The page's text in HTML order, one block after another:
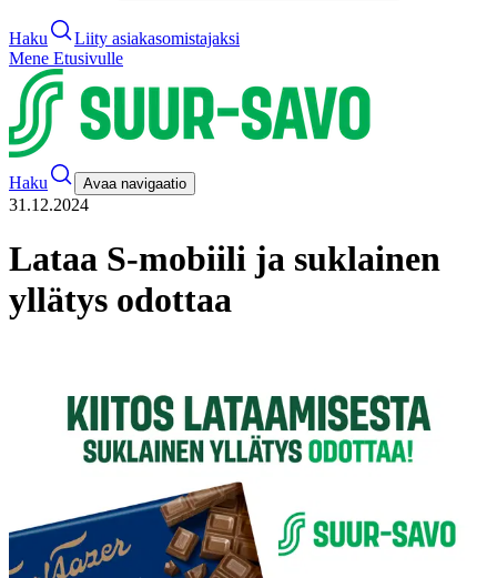
Haku
Liity asiakasomistajaksi
Mene Etusivulle
Haku Avaa navigaatio
31.12.2024
Lataa S-mobiili ja suklainen
yllätys odottaa